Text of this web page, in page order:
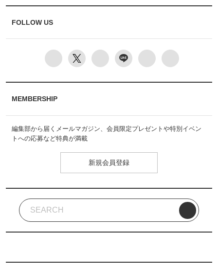
FOLLOW US
MEMBERSHIP
編集部から届くメールマガジン、会員限定プレゼントや特別イベン
トへの応募など特典が満載
新規会員登録